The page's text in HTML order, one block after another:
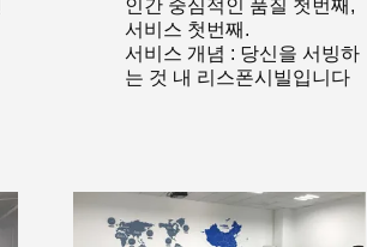
인간 중심적인 품질 첫번째,
서비스 첫번째.
서비스 개념 : 당신을 서빙하
는 것 내 리스폰시빌입니다